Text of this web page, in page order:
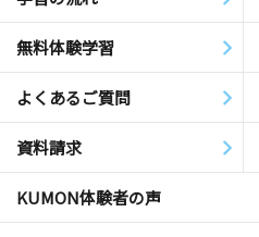
無料体験学習
よくあるご質問
資料請求
KUMON体験者の声